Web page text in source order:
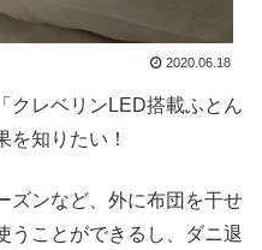
2020.06.18
クレベリンLED搭載ふとん
を知りたい！
ズンなど、外に布団を干せ
うことができるし、ダニ退